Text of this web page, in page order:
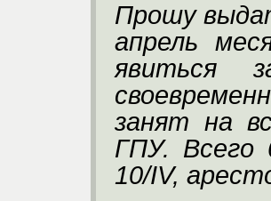
Прошу
апрель
явиться
занят на
ГПУ. Всего
10/IV,